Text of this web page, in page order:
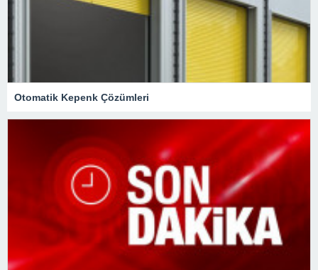
Otomatik Kepenk Çözümleri